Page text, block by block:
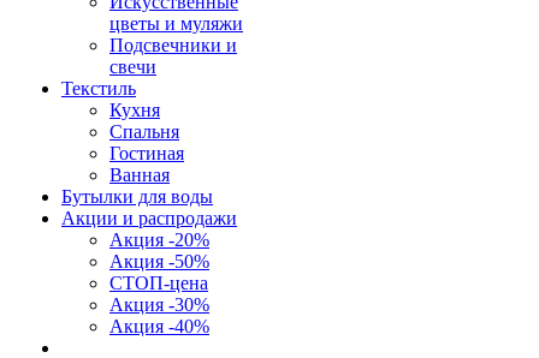
цветы и муляжи
Подсвечники и
свечи
Текстиль
Кухня
Спальня
Гостиная
Ванная
Бутылки для воды
Акции и распродажи
Акция -20%
Акция -50%
СТОП-цена
Акция -30%
Акция -40%